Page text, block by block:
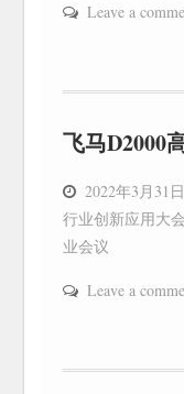
Leave a
2022年3月31日
行业创新应用大会
业会议
Leave a